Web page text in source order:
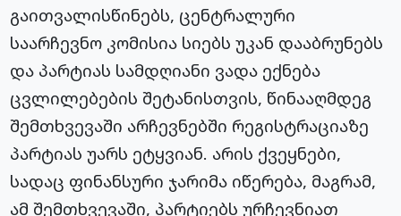
გაითვალისწინებს, ცენტრალური
საარჩევნო კომისია სიებს უკან დააბრუნებს
და პარტიას სამდღიანი ვადა ექნება
ცვლილებების შეტანისთვის, წინააღმდეგ
შემთხვევაში არჩევნებში რეგისტრაციაზე
პარტიას უარს ეტყვიან. არის ქვეყნები,
სადაც ფინანსური ჯარიმა იწერება, მაგრამ,
ამ შემთხვევაში, პარტიებს ურჩევნიათ